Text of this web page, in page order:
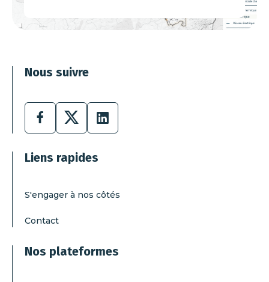
Nous suivre
Facebook
X LinkedIn
Liens rapides
S'engager à nos côtés
Contact
Nos plateformes